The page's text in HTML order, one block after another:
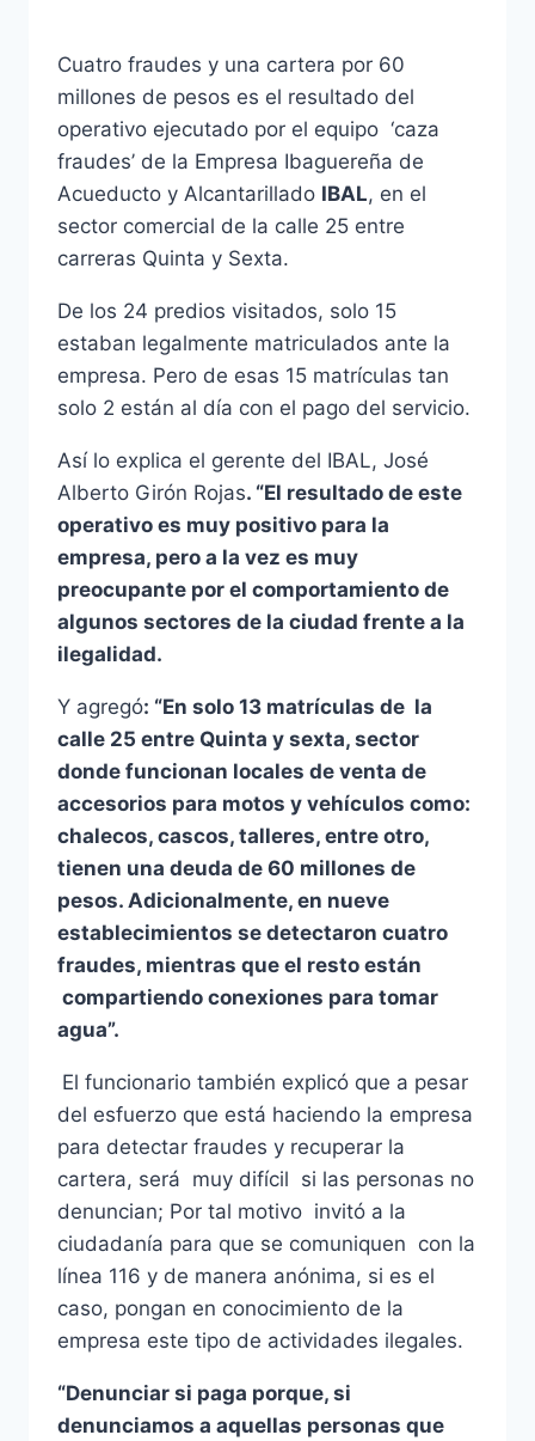
Cuatro fraudes y una cartera por 60
millones de pesos es el resultado del
operativo ejecutado por el equipo ‘caza
fraudes’ de la Empresa Ibaguereña de
Acueducto y Alcantarillado IBAL, en el
sector comercial de la calle 25 entre
carreras Quinta y Sexta.
De los 24 predios visitados, solo 15
estaban legalmente matriculados ante la
empresa. Pero de esas 15 matrículas tan
solo 2 están al día con el pago del servicio.
Así lo explica el gerente del IBAL, José
Alberto Girón Rojas. “El resultado de este
operativo es muy positivo para la
empresa, pero a la vez es muy
preocupante por el comportamiento de
algunos sectores de la ciudad frente a la
ilegalidad.
Y agregó: “En solo 13 matrículas de la
calle 25 entre Quinta y sexta, sector
donde funcionan locales de venta de
accesorios para motos y vehículos como:
chalecos, cascos, talleres, entre otro,
tienen una deuda de 60 millones de
pesos. Adicionalmente, en nueve
establecimientos se detectaron cuatro
fraudes, mientras que el resto están
compartiendo conexiones para tomar
agua”.
El funcionario también explicó que a pesar
del esfuerzo que está haciendo la empresa
para detectar fraudes y recuperar la
cartera, será muy difícil si las personas no
denuncian; Por tal motivo invitó a la
ciudadanía para que se comuniquen con la
línea 116 y de manera anónima, si es el
caso, pongan en conocimiento de la
empresa este tipo de actividades ilegales.
“Denunciar si paga porque, si
denunciamos a aquellas personas que